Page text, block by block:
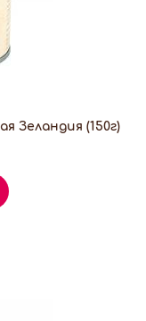
Зеландия (150г)